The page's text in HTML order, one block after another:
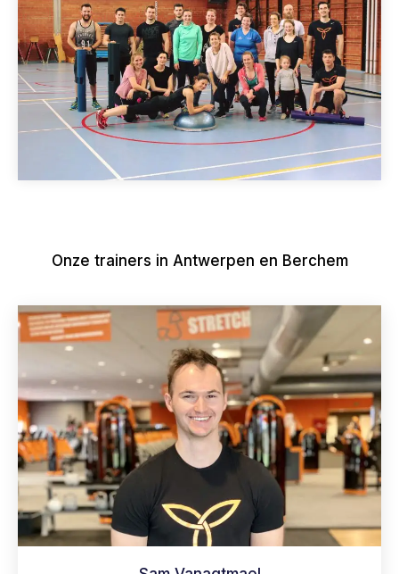
Onze trainers in Antwerpen en Berchem